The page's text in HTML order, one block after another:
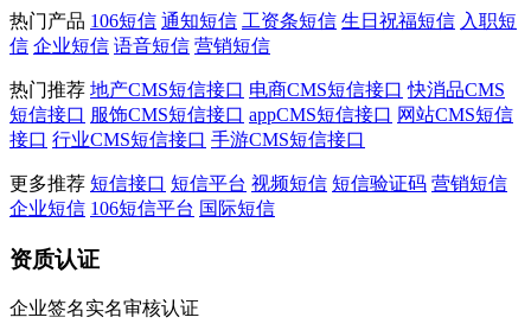
热门产品 106短信 通知短信 工资条短信 生日祝福短信 入职短
信 企业短信 语音短信 营销短信
热门推荐 地产CMS短信接口 电商CMS短信接口 快消品CMS
短信接口 服饰CMS短信接口 appCMS短信接口 网站CMS短信
接口 行业CMS短信接口 手游CMS短信接口
更多推荐 短信接口 短信平台 视频短信 短信验证码 营销短信
企业短信 106短信平台 国际短信
资质认证
企业签名实名审核认证